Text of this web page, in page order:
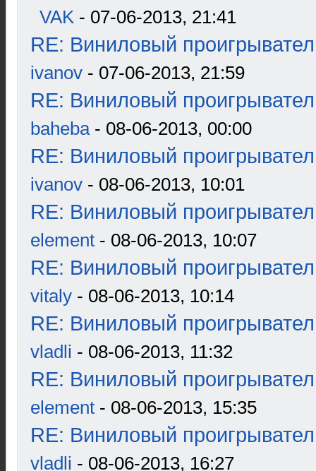
VAK - 07-06-2013, 21:41
RE: Виниловый
ivanov - 07-06-2013, 21:59
RE: Виниловый
baheba- 08-06-2013, 00:00
RE: Виниловый
ivanov - 08-06-2013, 10:01
RE: Виниловый
element - 08-06-2013, 10:07
RE: Виниловый
vitaly - 08-06-2013, 10:14
RE: Виниловый
vladli - 08-06-2013, 11:32
RE: Виниловый
element - 08-06-2013, 15:35
RE: Виниловый
vladli - 08-06-2013, 16:27